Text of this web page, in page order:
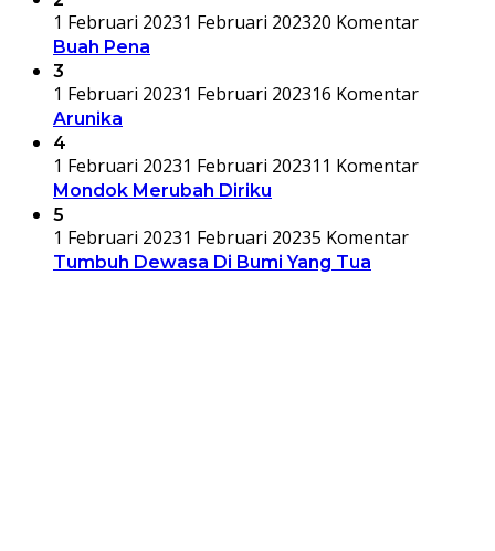
1 Februari 20231 Februari 202320 Komentar
Buah Pena
3
1 Februari 20231 Februari 202316 Komentar
Arunika
4
1 Februari 20231 Februari 202311 Komentar
Mondok Merubah Diriku
5
1 Februari 20231 Februari 20235 Komentar
Tumbuh Dewasa Di Bumi Yang Tua